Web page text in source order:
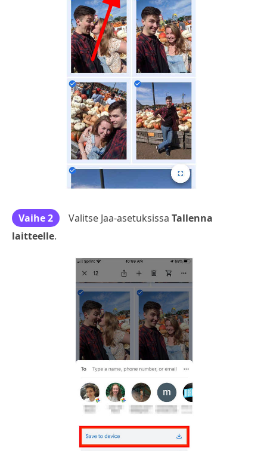
Vaihe 2 Valitse Jaa-asetuksissa Tallenna
laitteelle.